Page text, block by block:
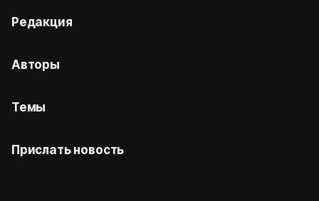
Редакция
Авторы
Темы
Прислать новость